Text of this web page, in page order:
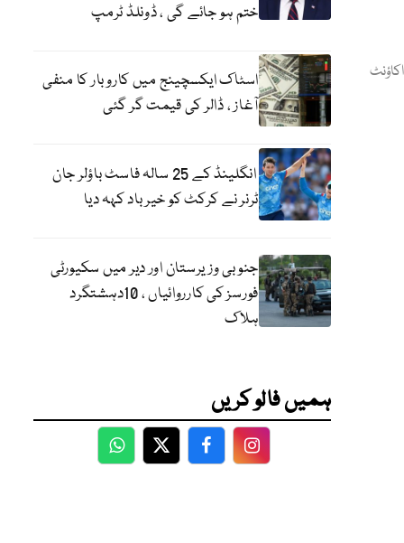
ختم ہو جائے گی ، ڈونلڈ ٹرمپ
اسٹاک ایکسچینج میں کاروبار کا منفی
آغاز ، ڈالر کی قیمت گر گئی
انگلینڈ کے 25 سالہ فاسٹ باؤلر جان
ٹرنر نے کرکٹ کو خیر باد کہہ دیا
جنوبی وزیرستان اور دیر میں سکیورٹی
فورسز کی کارروائیاں ، 10دہشتگرد
ہلاک
ہمیں فالو کریں
WhatsApp
TwitterFacebookFacebook